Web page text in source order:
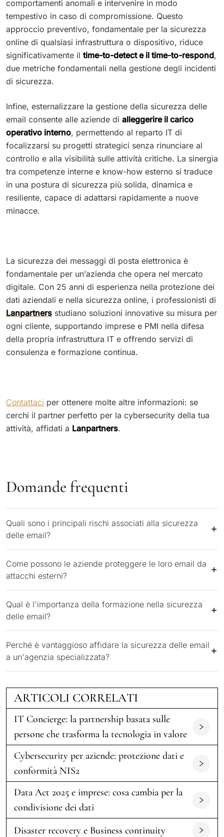
comportamenti anomali e intervenire in modo
tempestivo in caso di compromissione. Questo
approccio preventivo, fondamentale per la sicurezza
online di qualsiasi infrastruttura o dispositivo, riduce
significativamente il time-to-detect e il time-to-respond,
due metriche fondamentali nella gestione degli incidenti
di sicurezza.
Infine, esternalizzare la gestione della sicurezza delle
email consente alle aziende di alleggerire il carico
operativo interno, permettendo al reparto IT di
focalizzarsi su progetti strategici senza rinunciare al
controllo e alla visibilità sulle attività critiche. La sinergia
tra competenze interne e know-how esterno si traduce
in una postura di sicurezza più solida, dinamica e
resiliente, capace di adattarsi rapidamente a nuove
minacce.
La sicurezza dei messaggi di posta elettronica è
fondamentale per un’azienda che opera nel mercato
digitale. Con 25 anni di esperienza nella protezione dei
dati aziendali e nella sicurezza online, i professionisti di
Lanpartners studiano soluzioni innovative su misura per
ogni cliente, supportando imprese e PMI nella difesa
della propria infrastruttura IT e offrendo servizi di
consulenza e formazione continua.
Contattaci per ottenere molte altre informazioni: se
cerchi il partner perfetto per la cybersecurity della tua
attività, affidati a Lanpartners.
Domande frequenti
Quali sono i principali rischi associati alla sicurezza
delle email?
Come possono le aziende proteggere le loro email da
attacchi esterni?
Qual è l'importanza della formazione nella sicurezza
delle email?
Perché è vantaggioso affidare la sicurezza delle email
a un'agenzia specializzata?
ARTICOLI CORRELATI
IT Concierge: la partnership basata sulle
persone che trasforma la tecnologia in valore
Cybersecurity per aziende: protezione dati e
conformità NIS2
Data Act 2025 e imprese: cosa cambia per la
condivisione dei dati
Disaster recovery e Business continuity